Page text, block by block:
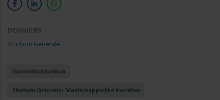
facebooklinkedinwhatsapp
DOSSIERS
Studium Generale
Gezondheidszaken
Studium Generale: Maatschappelijke kwesties